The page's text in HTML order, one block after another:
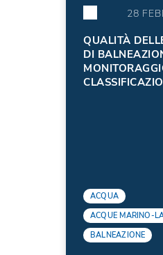
28
QUALITÀ
DI
ACQUA
ACQUE MARINO-
BALNEAZIONE